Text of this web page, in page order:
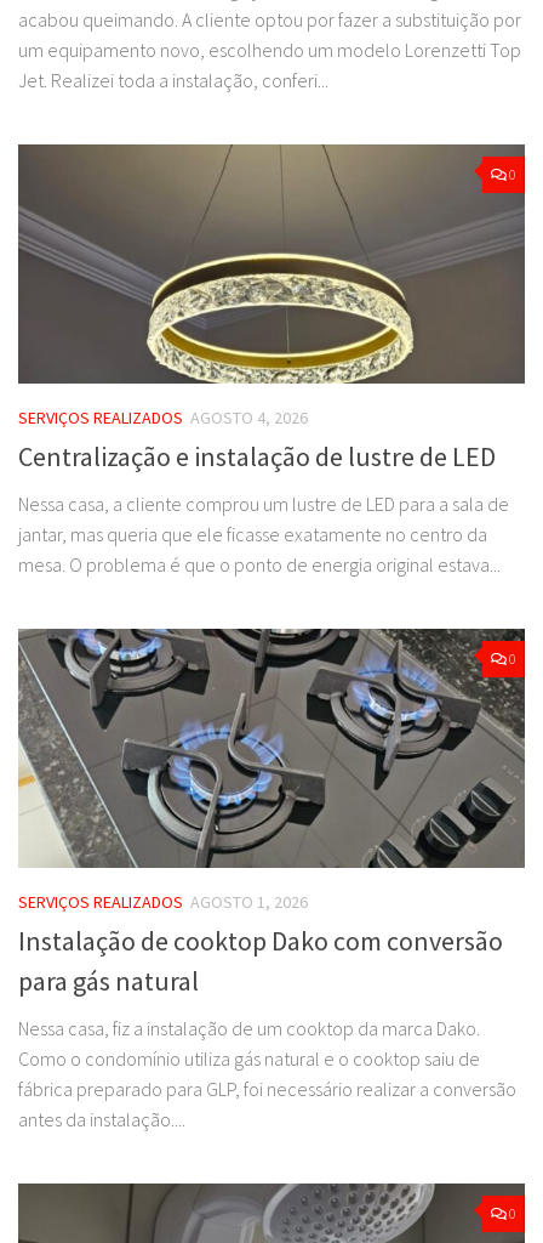
acabou queimando. A cliente optou por fazer a substituição por
um equipamento novo, escolhendo um modelo Lorenzetti Top
Jet. Realizei toda a instalação, conferi...
0
SERVIÇOS REALIZADOS AGOSTO 4, 2026
Centralização e instalação de lustre de LED
Nessa casa, a cliente comprou um lustre de LED para a sala de
jantar, mas queria que ele ficasse exatamente no centro da
mesa. O problema é que o ponto de energia original estava...
0
SERVIÇOS REALIZADOS AGOSTO 1, 2026
Instalação de cooktop Dako com conversão
para gás natural
Nessa casa, fiz a instalação de um cooktop da marca Dako.
Como o condomínio utiliza gás natural e o cooktop saiu de
fábrica preparado para GLP, foi necessário realizar a conversão
antes da instalação....
0